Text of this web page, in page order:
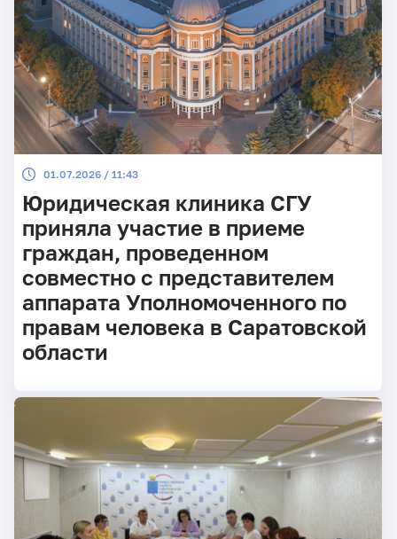
01.07.2026 / 11:43
Юридическая клиника СГУ
приняла участие в приеме
граждан, проведенном
совместно с представителем
аппарата Уполномоченного по
правам человека в Саратовской
области